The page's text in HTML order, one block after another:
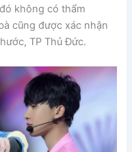
không có thẩm
cũng được xác nhận
TP Thủ Đức.